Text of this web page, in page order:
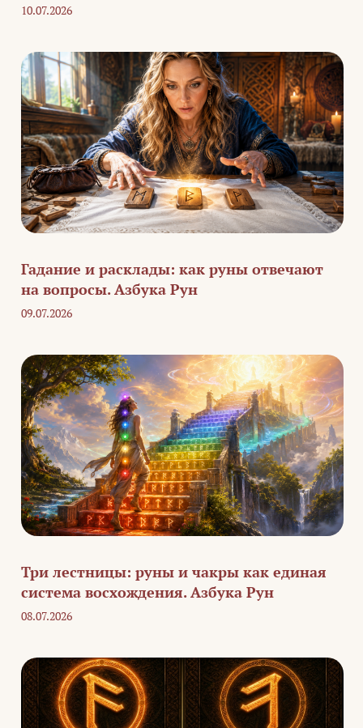
10.07.2026
Гадание и расклады: как руны отвечают
на вопросы. Азбука Рун
09.07.2026
Три лестницы: руны и чакры как единая
система восхождения. Азбука Рун
08.07.2026